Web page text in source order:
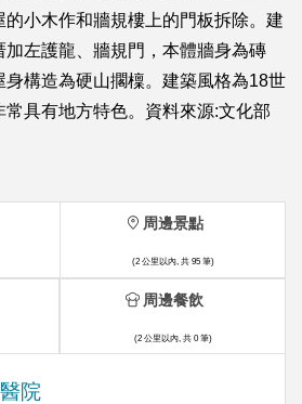
的小木作和牆規樓上的門板拆除。建
左護龍、牆規門，本體牆身為磚
構造為硬山擱檁。建築風格為18世
具有地方特色。資料來源:文化部
院
周邊景點
(2 公里以內, 共 95 筆)
周邊餐飲
(2 公里以內, 共 0 筆)